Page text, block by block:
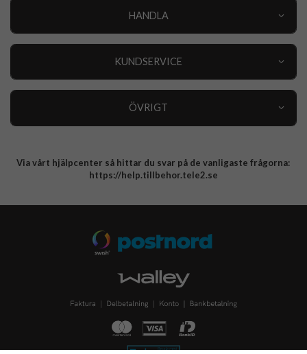
HANDLA
KUNDSERVICE
ÖVRIGT
Integritetspolicy
Via vårt hjälpcenter så hittar du svar på de vanligaste frågorna:
https://help.tillbehor.tele2.se